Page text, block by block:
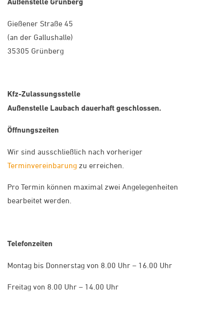
Gießener Straße 45
(an der Gallushalle)
35305 Grünberg
Kfz-Zulassungsstelle
Außenstelle Laubach dauerhaft geschlossen.
Öffnungszeiten
Wir sind ausschließlich nach vorheriger
Terminvereinbarung zu erreichen.
Pro Termin können maximal zwei Angelegenheiten
bearbeitet werden.
Telefonzeiten
Montag bis Donnerstag von 8.00 Uhr – 16.00 Uhr
Freitag von 8.00 Uhr – 14.00 Uhr